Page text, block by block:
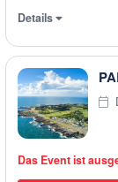
Details
Das Event ist